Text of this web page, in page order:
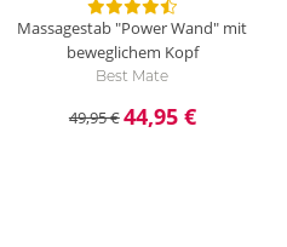
Massagestab "Power Wand" mit
beweglichem Kopf
Best Mate
49,95 €44,95 €